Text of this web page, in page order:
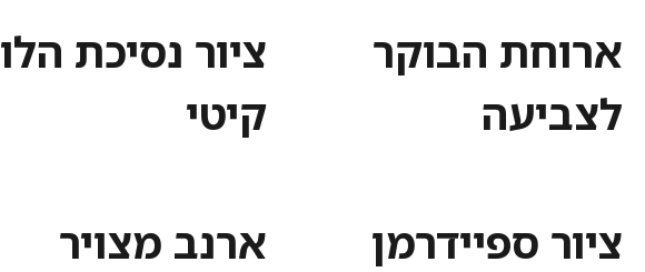
ארוחת הבוקר
לצביעה
ציור נסיכת הלו
קיטי
ציור ספיידרמן
ארנב מצויר